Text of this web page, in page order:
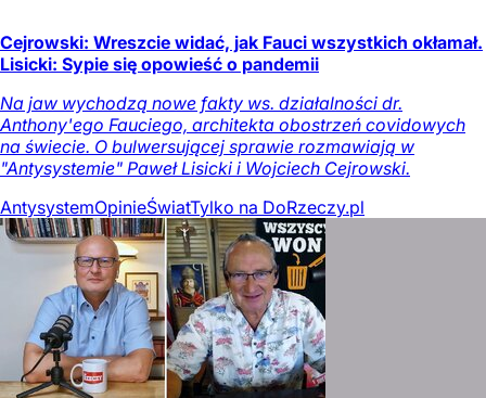
Cejrowski: Wreszcie widać, jak Fauci wszystkich okłamał.
Lisicki: Sypie się opowieść o pandemii
Na jaw wychodzą nowe fakty ws. działalności dr.
Anthony'ego Fauciego, architekta obostrzeń covidowych
na świecie. O bulwersującej sprawie rozmawiają w
"Antysystemie" Paweł Lisicki i Wojciech Cejrowski.
AntysystemOpinieŚwiatTylko na DoRzeczy.pl